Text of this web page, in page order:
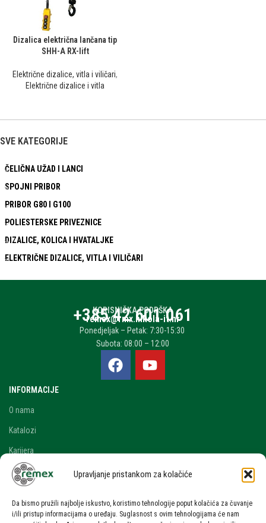
Upravljanje pristankom za kolačiće
Da bismo pružili najbolje iskustvo, koristimo tehnologije poput kolačića za čuvanje
i/ili pristup informacijama o uređaju. Suglasnost s ovim tehnologijama će nam
Dizalica električna lančana tip
SHH-A RX-lift
Električne dizalice, vitla i viličari,
Električne dizalice i vitla
SVE KATEGORIJE
ČELIČNA UŽAD I LANCI
SPOJNI PRIBOR
PRIBOR G80 I G100
POLIESTERSKE PRIVEZNICE
DIZALICE, KOLICA I HVATALJKE
ELEKTRIČNE DIZALICE, VITLA I VILIČARI
KORISNIČKA PODRŠKA
+385 42 601 061
remex@rmx.nikola-it.hr
Ponedjeljak – Petak: 7:30-15:30
Subota: 08:00 – 12:00
INFORMACIJE
O nama
Katalozi
Karijera
Blog i novosti
RAČUN